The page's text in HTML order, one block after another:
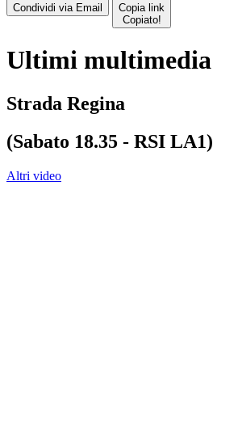
Condividi via Email
Copia link
Copiato!
Ultimi multimedia
Strada Regina
(Sabato 18.35 - RSI LA1)
Altri video